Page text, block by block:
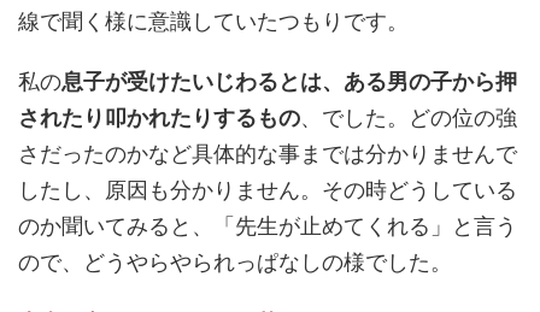
線で聞く様に意識していたつもりです。
私の息子が受けたいじわるとは、ある男の子から押
されたり叩かれたりするもの、でした。どの位の強
さだったのかなど具体的な事までは分かりませんで
したし、原因も分かりません。その時どうしている
のか聞いてみると、「先生が止めてくれる」と言う
ので、どうやらやられっぱなしの様でした。